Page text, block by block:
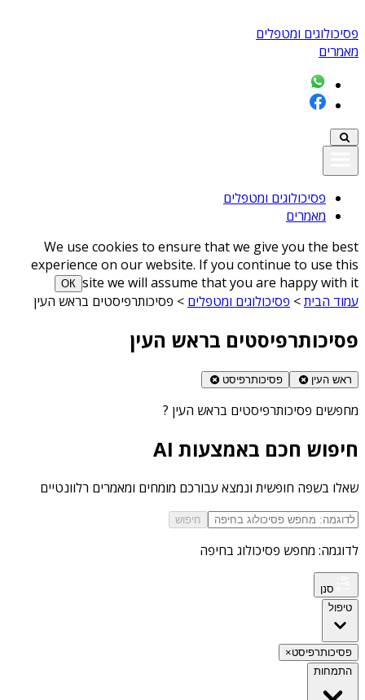
פסיכולוגים ומטפלים
מאמרים
פסיכולוגים ומטפלים
מאמרים
We use cookies to ensure that we give you the best
experience on our website. If you continue to use this
site we will assume that you are happy with it
ОК
עמוד הבית> פסיכולוגים ומטפלים > פסיכותרפיסטים בראש העין
פסיכותרפיסטים בראש העין
ראש העין פסיכותרפיסט
מחפשים פסיכותרפיסטים בראש העין ?
חיפוש חכם באמצעות AI
שאלו בשפה חופשית ונמצא עבורכם מומחים ומאמרים רלוונטיים
חיפוש
לדוגמה: מחפש פסיכולוג בחיפה
סנן
טיפול
פסיכותרפיסט×
התמחות